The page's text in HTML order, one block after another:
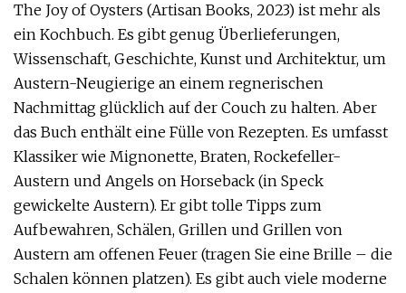
The Joy of Oysters (Artisan Books, 2023) ist mehr als
ein Kochbuch. Es gibt genug Überlieferungen,
Wissenschaft, Geschichte, Kunst und Architektur, um
Austern-Neugierige an einem regnerischen
Nachmittag glücklich auf der Couch zu halten. Aber
das Buch enthält eine Fülle von Rezepten. Es umfasst
Klassiker wie Mignonette, Braten, Rockefeller-
Austern und Angels on Horseback (in Speck
gewickelte Austern). Er gibt tolle Tipps zum
Aufbewahren, Schälen, Grillen und Grillen von
Austern am offenen Feuer (tragen Sie eine Brille – die
Schalen können platzen). Es gibt auch viele moderne